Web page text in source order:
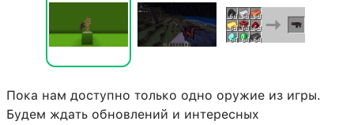
Пока нам доступно только одно оружие из игры.
Будем ждать обновлений и интересных